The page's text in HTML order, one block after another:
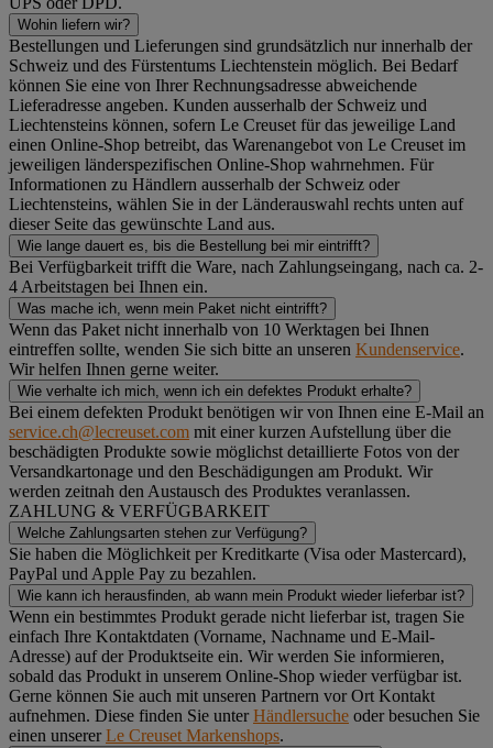
Wohin liefern wir?
Bestellungen und Lieferungen sind grundsätzlich nur innerhalb der
Schweiz und des Fürstentums Liechtenstein möglich. Bei Bedarf
können Sie eine von Ihrer Rechnungsadresse abweichende
Lieferadresse angeben. Kunden ausserhalb der Schweiz und
Liechtensteins können, sofern Le Creuset für das jeweilige Land
einen Online-Shop betreibt, das Warenangebot von Le Creuset im
jeweiligen länderspezifischen Online-Shop wahrnehmen. Für
Informationen zu Händlern ausserhalb der Schweiz oder
Liechtensteins, wählen Sie in der Länderauswahl rechts unten auf
dieser Seite das gewünschte Land aus.
Wie lange dauert es, bis die Bestellung bei mir eintrifft?
Bei Verfügbarkeit trifft die Ware, nach Zahlungseingang, nach ca. 2-
4 Arbeitstagen bei Ihnen ein.
Was mache ich, wenn mein Paket nicht eintrifft?
Wenn das Paket nicht innerhalb von 10 Werktagen bei Ihnen
eintreffen sollte, wenden Sie sich bitte an unseren Kundenservice.
Wir helfen Ihnen gerne weiter.
Wie verhalte ich mich, wenn ich ein defektes Produkt erhalte?
Bei einem defekten Produkt benötigen wir von Ihnen eine E-Mail an
service.ch@lecreuset.com mit einer kurzen Aufstellung über die
beschädigten Produkte sowie möglichst detaillierte Fotos von der
Versandkartonage und den Beschädigungen am Produkt. Wir
werden zeitnah den Austausch des Produktes veranlassen.
ZAHLUNG & VERFÜGBARKEIT
Welche Zahlungsarten stehen zur Verfügung?
Sie haben die Möglichkeit per Kreditkarte (Visa oder Mastercard),
PayPal und Apple Pay zu bezahlen.
Wie kann ich herausfinden, ab wann mein Produkt wieder lieferbar ist?
Wenn ein bestimmtes Produkt gerade nicht lieferbar ist, tragen Sie
einfach Ihre Kontaktdaten (Vorname, Nachname und E-Mail-
Adresse) auf der Produktseite ein. Wir werden Sie informieren,
sobald das Produkt in unserem Online-Shop wieder verfügbar ist.
Gerne können Sie auch mit unseren Partnern vor Ort Kontakt
aufnehmen. Diese finden Sie unterHändlersuche oder besuchen Sie
einen unsererLe Creuset Markenshops.